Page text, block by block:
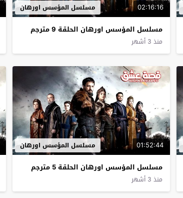
02:16:16 مسلسل المؤسس اورهان
مسلسل المؤسس اورهان الحلقة 9 مترجم
منذ 3 أشهر
01:52:44 مسلسل المؤسس اورهان
مسلسل المؤسس اورهان الحلقة 5 مترجم
منذ 3 أشهر